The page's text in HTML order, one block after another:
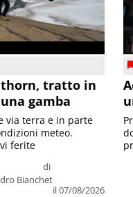
tratto in
gamba
di
Bianchet
il 07/08/2026
via terra e in parte
meteo.
ferite